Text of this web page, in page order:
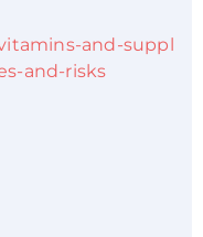
and-suppl
and-risks